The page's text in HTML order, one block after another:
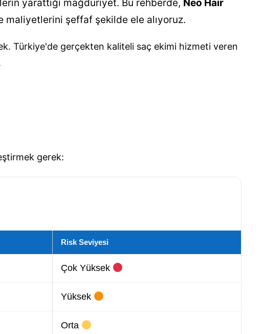
yarattığı mağduriyet. Bu rehberde, Neo Hair
şeffaf şekilde ele alıyoruz.
Türkiye'de gerçekten kaliteli saç ekimi hizmeti veren
gerek:
Risk Seviyesi
Çok Yüksek
Yüksek
Orta